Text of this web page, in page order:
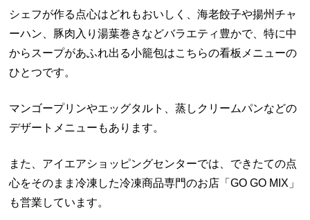
シェフが作る点心はどれもおいしく、海老餃子や揚州チャ
ーハン、豚肉入り湯葉巻きなどバラエティ豊かで、特に中
からスープがあふれ出る小籠包はこちらの看板メニューの
ひとつです。
マンゴープリンやエッグタルト、蒸しクリームパンなどの
デザートメニューもあります。
また、アイエアショッピングセンターでは、できたての点
心をそのまま冷凍した冷凍商品専門のお店「GO GO MIX」
も営業しています。